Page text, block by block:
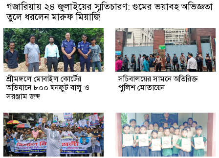
গজারিয়ায় ২৪ জুলাইয়ের স্মৃতিচারণ: গুমের ভয়াবহ অভিজ্ঞতা
তুলে ধরলেন মারুফ মিয়াজি
শ্রীমঙ্গলে মোবাইল কোর্টের
অভিযানে ৮০০ ঘনফুট বালু ও
সরঞ্জাম জব্দ
সচিবালয়ের সামনে অতিরিক্ত
পুলিশ মোতায়েন